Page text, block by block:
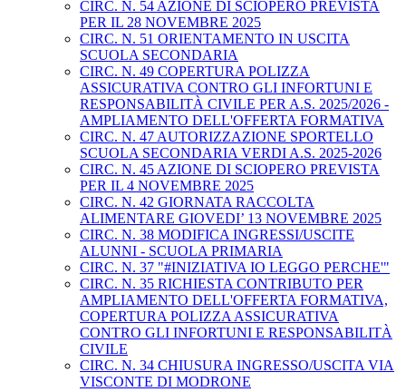
CIRC. N. 54 AZIONE DI SCIOPERO PREVISTA
PER IL 28 NOVEMBRE 2025
CIRC. N. 51 ORIENTAMENTO IN USCITA
SCUOLA SECONDARIA
CIRC. N. 49 COPERTURA POLIZZA
ASSICURATIVA CONTRO GLI INFORTUNI E
RESPONSABILITÀ CIVILE PER A.S. 2025/2026 -
AMPLIAMENTO DELL'OFFERTA FORMATIVA
CIRC. N. 47 AUTORIZZAZIONE SPORTELLO
SCUOLA SECONDARIA VERDI A.S. 2025-2026
CIRC. N. 45 AZIONE DI SCIOPERO PREVISTA
PER IL 4 NOVEMBRE 2025
CIRC. N. 42 GIORNATA RACCOLTA
ALIMENTARE GIOVEDI’ 13 NOVEMBRE 2025
CIRC. N. 38 MODIFICA INGRESSI/USCITE
ALUNNI - SCUOLA PRIMARIA
CIRC. N. 37 "#INIZIATIVA IO LEGGO PERCHE'"
CIRC. N. 35 RICHIESTA CONTRIBUTO PER
AMPLIAMENTO DELL'OFFERTA FORMATIVA,
COPERTURA POLIZZA ASSICURATIVA
CONTRO GLI INFORTUNI E RESPONSABILITÀ
CIVILE
CIRC. N. 34 CHIUSURA INGRESSO/USCITA VIA
VISCONTE DI MODRONE